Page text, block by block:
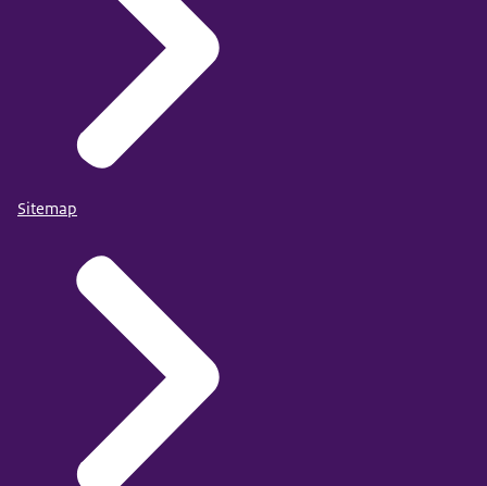
Ervaren discriminatie in Nederland
ook gediscrimineerd vanwege een handicap, religie,
chronische ziekte of hun seksuele oriëntatie.
migratieachtergrond. Soms leidt dat ertoe dat
mensen zorg gaan mijden. Zie:
inleven in welke moeilijkheden je cliënt ervaart.
Meer weten over iemands plek in de maatschappij?
Bekijk bijvoorbeeld:
Het
Sitemap